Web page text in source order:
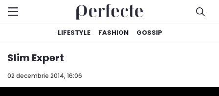
LIFESTYLE FASHION GOSSIP
02 decembrie 2014, 16:06
Slim Expert